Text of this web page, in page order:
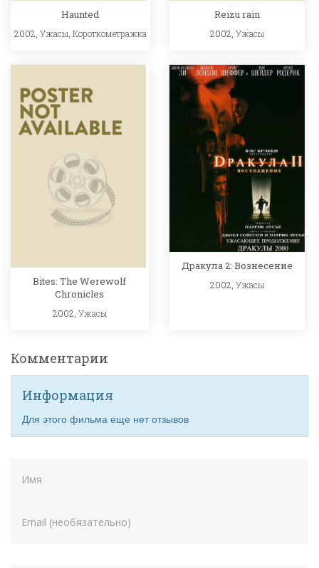
Haunted
2002, Ужасы Короткометражка
Reizu rain
2002,Ужасы
Bites: The Werewolf
Chronicles
2002, Ужасы
Дракула 2: Вознесение
2002,Ужасы
Комментарии
Информация
Для этого фильма еще нет отзывов